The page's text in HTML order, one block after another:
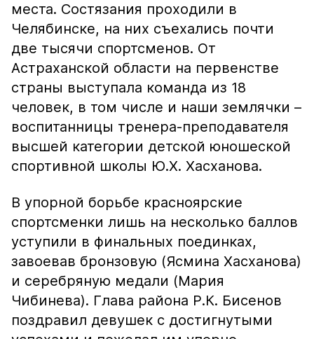
места. Состязания проходили в
Челябинске, на них съехались почти
две тысячи спортсменов. От
Астраханской области на первенстве
страны выступала команда из 18
человек, в том числе и наши землячки –
воспитанницы тренера-преподавателя
высшей категории детской юношеской
спортивной школы Ю.Х. Хасханова.
В упорной борьбе красноярские
спортсменки лишь на несколько баллов
уступили в финальных поединках,
завоевав бронзовую (Ясмина Хасханова)
и серебряную медали (Мария
Чибинева). Глава района Р.К. Бисенов
поздравил девушек с достигнутыми